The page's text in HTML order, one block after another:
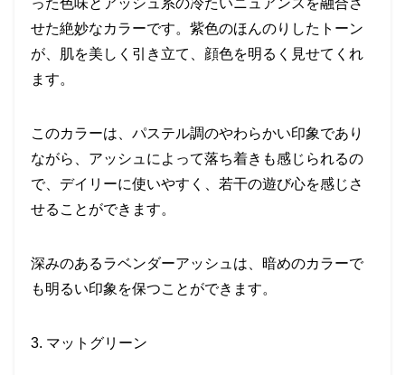
った色味とアッシュ系の冷たいニュアンスを融合さ
せた絶妙なカラーです。紫色のほんのりしたトーン
が、肌を美しく引き立て、顔色を明るく見せてくれ
ます。
このカラーは、パステル調のやわらかい印象であり
ながら、アッシュによって落ち着きも感じられるの
で、デイリーに使いやすく、若干の遊び心を感じさ
せることができます。
深みのあるラベンダーアッシュは、暗めのカラーで
も明るい印象を保つことができます。
3. マットグリーン